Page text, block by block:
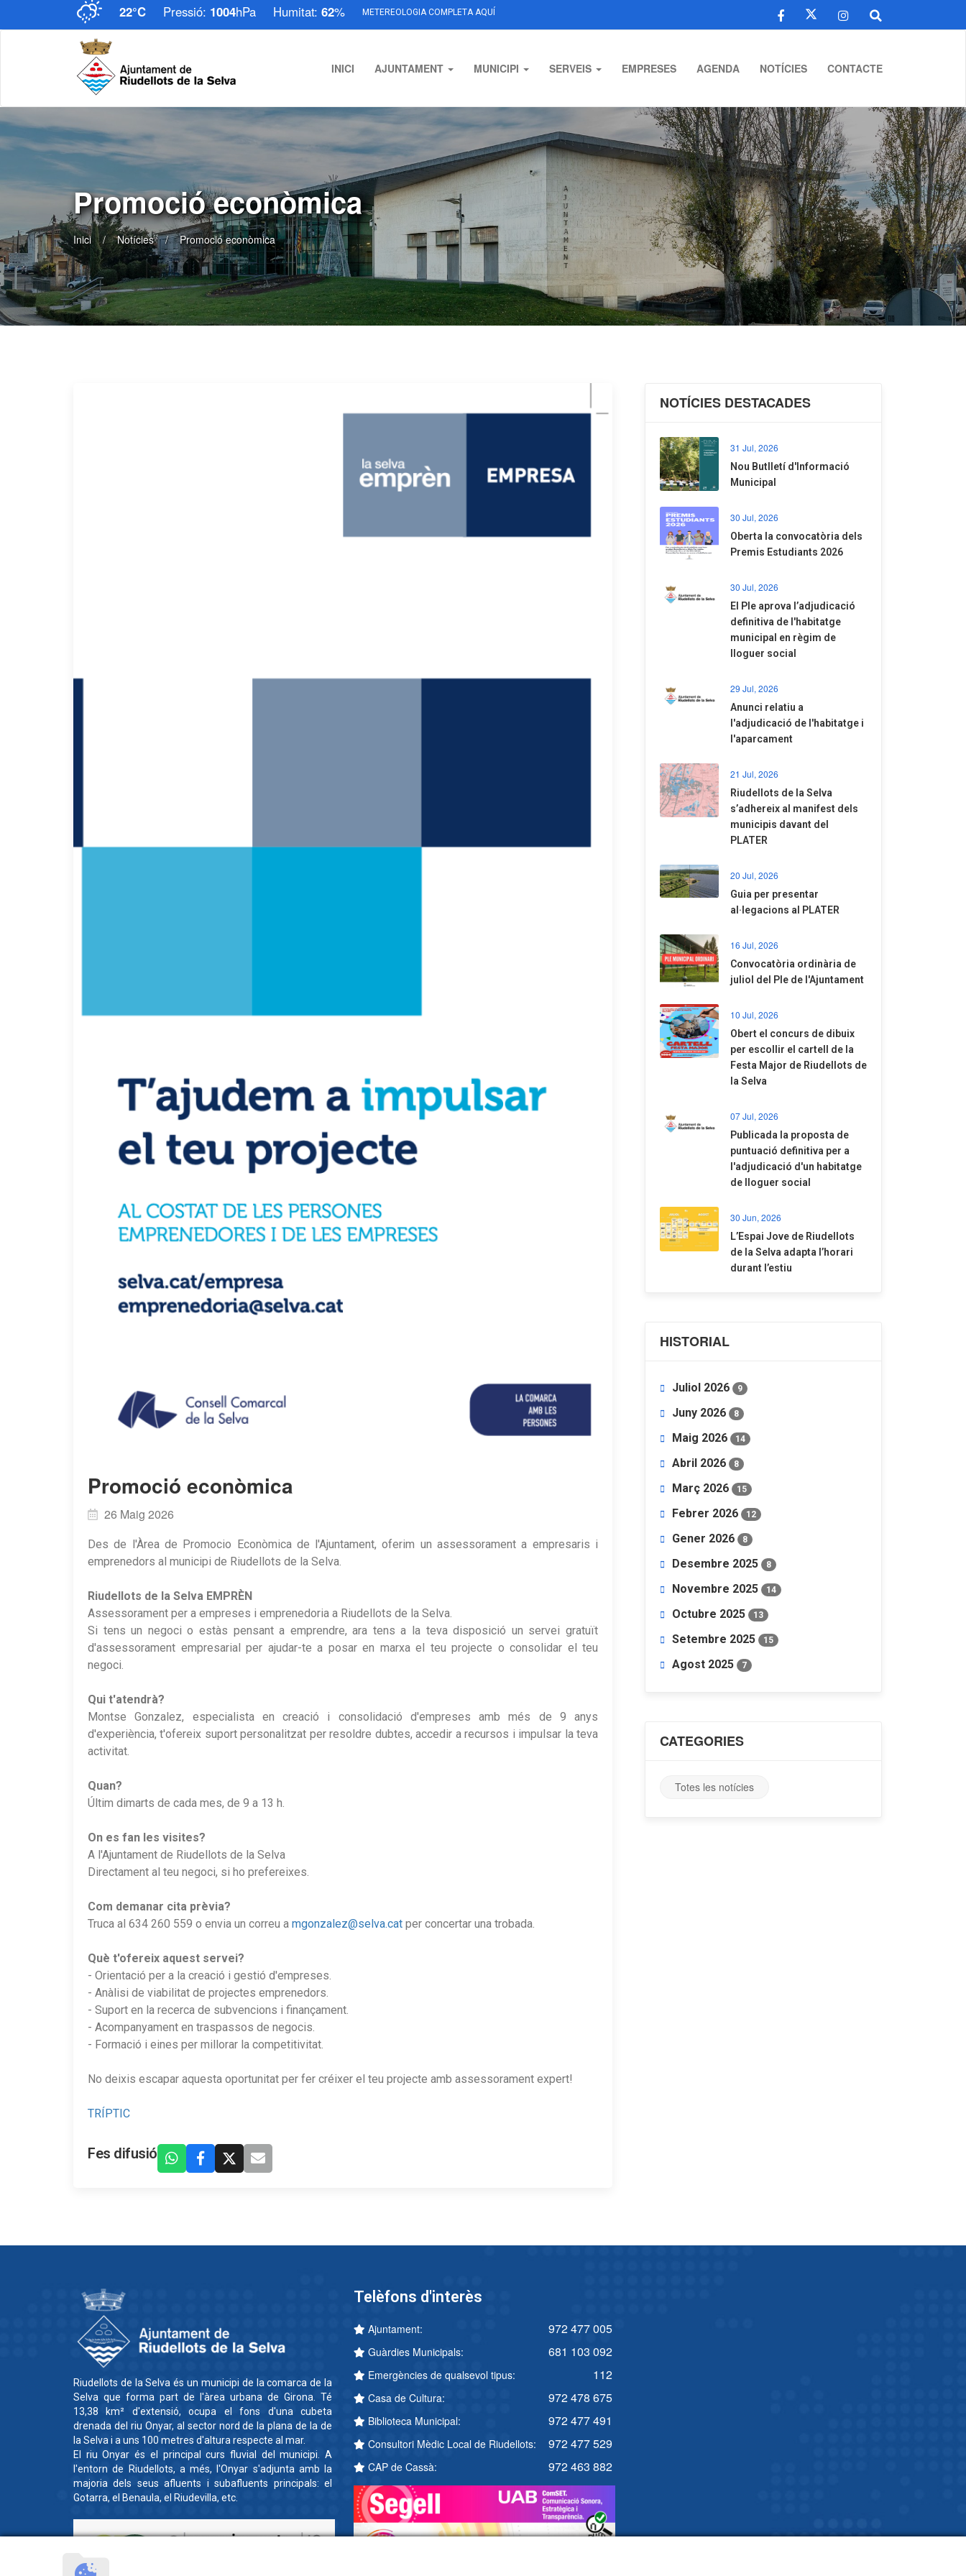
22°C Pressió: 1004hPa Humitat: 62% METEREOLOGIA COMPLETA AQUÍ
INICI AJUNTAMENT MUNICIPI SERVEIS EMPRESES AGENDA NOTÍCIES CONTACTE
Promoció econòmica
Inici Notícies Promoció econòmica
Promoció econòmica
26 Maig 2026
Des de l'Àrea de Promocio Econòmica de l'Ajuntament, oferim un assessorament a empresaris i
emprenedors al municipi de Riudellots de la Selva.
Riudellots de la Selva EMPRÈN
Assessorament per a empreses i emprenedoria a Riudellots de la Selva.
Si tens un negoci o estàs pensant a emprendre, ara tens a la teva disposició un servei gratuït
d'assessorament empresarial per ajudar-te a posar en marxa el teu projecte o consolidar el teu
negoci.
Qui t'atendrà?
Montse Gonzalez, especialista en creació i consolidació d'empreses amb més de 9 anys
d'experiència, t'ofereix suport personalitzat per resoldre dubtes, accedir a recursos i impulsar la teva
activitat.
Quan?
Últim dimarts de cada mes, de 9 a 13 h.
On es fan les visites?
A l'Ajuntament de Riudellots de la Selva
Directament al teu negoci, si ho prefereixes.
Com demanar cita prèvia?
Truca al 634 260 559 o envia un correu a mgonzalez@selva.cat per concertar una trobada.
Què t'ofereix aquest servei?
- Orientació per a la creació i gestió d'empreses.
- Anàlisi de viabilitat de projectes emprenedors.
- Suport en la recerca de subvencions i finançament.
- Acompanyament en traspassos de negocis.
- Formació i eines per millorar la competitivitat.
No deixis escapar aquesta oportunitat per fer créixer el teu projecte amb assessorament expert!
TRÍPTIC
Fes difusió
NOTÍCIES DESTACADES
31 Jul, 2026
Nou Butlletí d'Informació
Municipal
30 Jul, 2026
Oberta la convocatòria dels
Premis Estudiants 2026
30 Jul, 2026
El Ple aprova l’adjudicació
definitiva de l'habitatge
municipal en règim de
lloguer social
29 Jul, 2026
Anunci relatiu a
l'adjudicació de l'habitatge i
l'aparcament
21 Jul, 2026
Riudellots de la Selva
s’adhereix al manifest dels
municipis davant del
PLATER
20 Jul, 2026
​Guia per presentar
al·legacions al PLATER
16 Jul, 2026
Convocatòria ordinària de
juliol del Ple de l'Ajuntament
10 Jul, 2026
​Obert el concurs de dibuix
per escollir el cartell de la
Festa Major de Riudellots de
la Selva
07 Jul, 2026
​Publicada la proposta de
puntuació definitiva per a
l'adjudicació d'un habitatge
de lloguer social
30 Jun, 2026
​L’Espai Jove de Riudellots
de la Selva adapta l’horari
durant l’estiu
HISTORIAL
Juliol 2026 9
Juny 2026 8
Maig 2026 14
Abril 2026 8
Març 2026 15
Febrer 2026 12
Gener 2026 8
Desembre 2025 8
Novembre 2025 14
Octubre 2025 13
Setembre 2025 15
Agost 2025 7
CATEGORIES
Totes les notícies
Riudellots de la Selva és un municipi de la comarca de la
Selva que forma part de l'àrea urbana de Girona. Té
13,38 km² d'extensió, ocupa el fons d'una cubeta
drenada del riu Onyar, al sector nord de la plana de la de
la Selva i a uns 100 metres d'altura respecte al mar.
El riu Onyar és el principal curs fluvial del municipi. A
l'entorn de Riudellots, a més, l'Onyar s'adjunta amb la
majoria dels seus afluents i subafluents principals: el
Gotarra, el Benaula, el Riudevilla, etc.
Telèfons d'interès
Ajuntament: 972 477 005
Guàrdies Municipals: 681 103 092
Emergències de qualsevol tipus: 112
Casa de Cultura: 972 478 675
Biblioteca Municipal: 972 477 491
Consultori Mèdic Local de Riudellots: 972 477 529
CAP de Cassà: 972 463 882